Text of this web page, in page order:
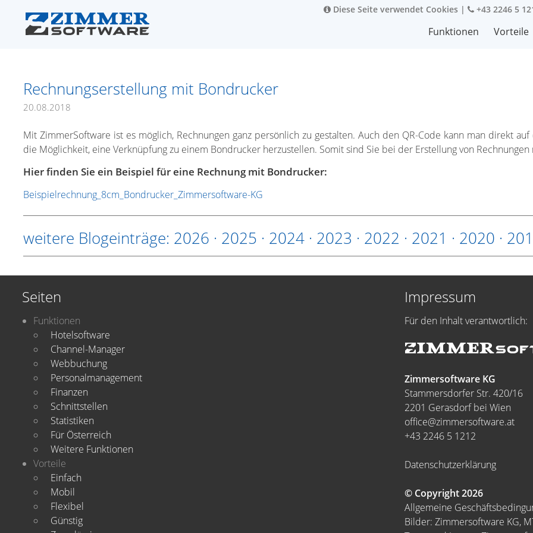
Diese Seite verwendet Cookies | +43 2246 5
Funktionen Vorteile
Rechnungserstellung mit Bondrucker
20.08.2018
Mit ZimmerSoftware ist es möglich, Rechnungen ganz persönlich zu gestalten. Auch den QR-Code kann man direkt
die Möglichkeit, eine Verknüpfung zu einem Bondrucker herzustellen. Somit sind Sie bei der Erstellung von
Hier finden Sie ein Beispiel für eine Rechnung mit Bondrucker:
Beispielrechnung_8cm_Bondrucker_Zimmersoftware-KG
weitere Blogeinträge: 2026 · 2025 · 2024 · 2023 · 2022 · 2021 · 2020 ·
Seiten
Funktionen
Hotelsoftware
Channel-Manager
Webbuchung
Personalmanagement
Finanzen
Schnittstellen
Statistiken
Für Österreich
Weitere Funktionen
Vorteile
Einfach
Mobil
Flexibel
Günstig
Impressum
Für den Inhalt verantwortlich:
Zimmersoftware KG
Stammersdorfer Str. 420/16
2201 Gerasdorf bei Wien
office@zimmersoftware.at
+43 2246 5 1212
Datenschutzerklärung
© Copyright 2026
Allgemeine
Bilder: Zimmersoftware KG,